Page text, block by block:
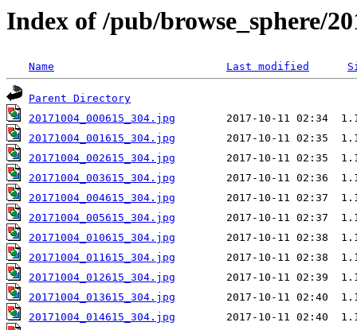
Index of /pub/browse_sphere/
Name Last modified
Parent Directory
20171004_000615_304.jpg
20171004_001615_304.jpg
20171004_002615_304.jpg
20171004_003615_304.jpg
20171004_004615_304.jpg
20171004_005615_304.jpg
20171004_010615_304.jpg
20171004_011615_304.jpg
20171004_012615_304.jpg
20171004_013615_304.jpg
20171004_014615_304.jpg